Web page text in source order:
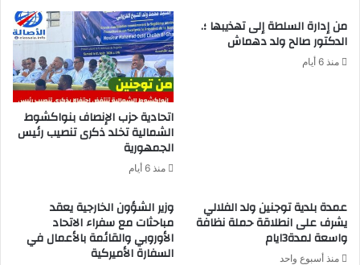
من إدارة السلطة إلى تهذيبها ؛.
الدكتور صالح ولد دهماش
منذ 6 أيام
اتحادية حزب الإنصاف بنواكشوط
الشمالية تخلد ذكرى تنصيب رئيس
الجمهورية
منذ 6 أيام
عمدة بلدية توجنين ولد الفلالي
يشرف على انطلاقة حملة نظافة
واسعة لمدة3ايام
منذ أسبوع واحد
وزير الشؤون الخارجية يعقد
مباحثات مع سفراء الاتحاد
الأوروبي والقائمة بالأعمال في
السفارة الأميركية